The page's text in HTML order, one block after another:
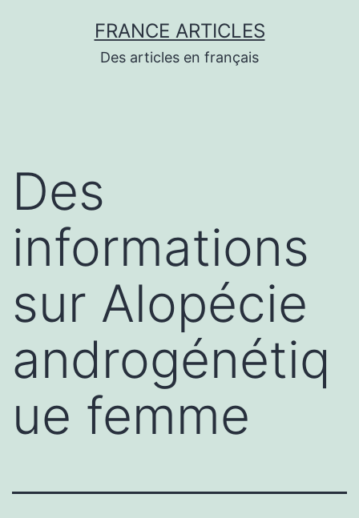
FRANCE ARTICLES
Des articles en français
Des
informations
sur Alopécie
androgénétiq
ue femme